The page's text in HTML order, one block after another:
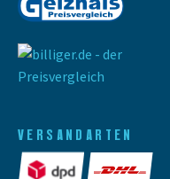
VERSANDARTEN